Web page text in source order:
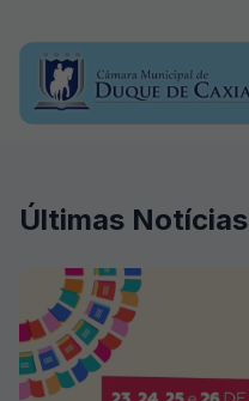
Últimas Notícias